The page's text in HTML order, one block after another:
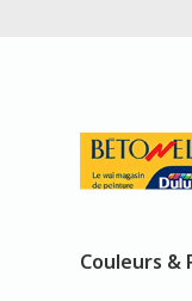
Couleurs &